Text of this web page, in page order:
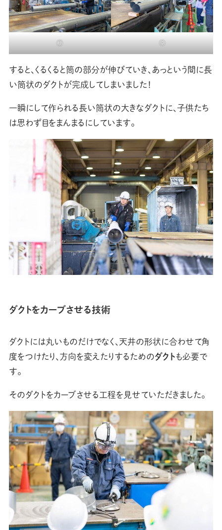
③ ④
すると、くるくると筒の部分が伸びていき、あっという間に長
い筒状のダクトが完成してしまいました！
一瞬にして作られる長い筒状の大きなダクトに、子供たち
は思わず目をまんまるにしています。
ダクトをカーブさせる技術
ダクトには丸いものだけでなく、天井の形状に合わせて角
度をつけたり、方向を変えたりするためのダクトも必要で
す。
そのダクトをカーブさせる工程を見せていただきました。